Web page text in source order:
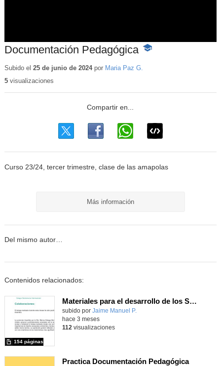
Documentación Pedagógica -
educativo
Subido el 25 de junio de 2024por Maria Paz G.
5visualizaciones
Curso 23/24, tercer trimestre, clase de las amapolas
Más información
Del mismo autor…
Contenidos relacionados:
Materiales para el desarrollo de los Sentidos Matemáticos
Contenido educativo.
subido por Jaime Manuel P.
154 páginas
hace 3 meses
112 visualizaciones
Practica Documentación Pedagógica